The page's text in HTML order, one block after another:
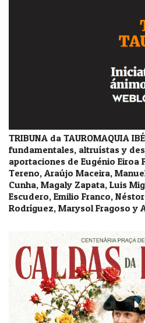
TRIBUNA da TAUROMAQUIA
fundamentales, altruístas y
aportaciones de Eugénio Eiroa
Tereno, Araújo Maceira,
Cunha, Magaly Zapata, Luis
Escudero, Emilio Franco,
Rodríguez, Marysol Fragoso y